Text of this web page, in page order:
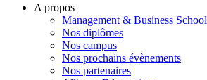
A propos
Management & Business School
Nos diplômes
Nos campus
Nos prochains évènements
Nos partenaires